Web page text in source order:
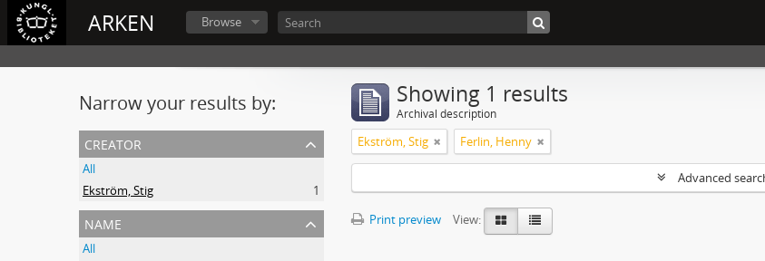
ARKEN Browse
Narrow your results by:
creator
All
Ekström, Stig
1
name
All
Showing 1 results
Archival description
Ekström, Stig Ferlin, Henny
Advanced
Print preview
View: